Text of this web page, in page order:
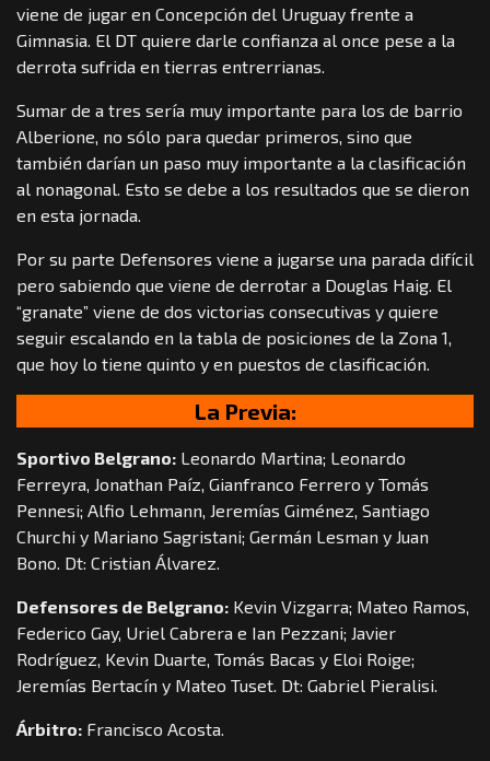
viene de jugar en Concepción del Uruguay frente a
Gimnasia. El DT quiere darle confianza al once pese a la
derrota sufrida en tierras entrerrianas.
Sumar de a tres sería muy importante para los de barrio
Alberione, no sólo para quedar primeros, sino que
también darían un paso muy importante a la clasificación
al nonagonal. Esto se debe a los resultados que se dieron
en esta jornada.
Por su parte Defensores viene a jugarse una parada difícil
pero sabiendo que viene de derrotar a Douglas Haig. El
“granate” viene de dos victorias consecutivas y quiere
seguir escalando en la tabla de posiciones de la Zona 1,
que hoy lo tiene quinto y en puestos de clasificación.
La Previa:
Sportivo Belgrano: Leonardo Martina; Leonardo
Ferreyra, Jonathan Paíz, Gianfranco Ferrero y Tomás
Pennesi; Alfio Lehmann, Jeremías Giménez, Santiago
Churchi y Mariano Sagristani; Germán Lesman y Juan
Bono. Dt: Cristian Álvarez.
Defensores de Belgrano: Kevin Vizgarra; Mateo Ramos,
Federico Gay, Uriel Cabrera e Ian Pezzani; Javier
Rodríguez, Kevin Duarte, Tomás Bacas y Eloi Roige;
Jeremías Bertacín y Mateo Tuset. Dt: Gabriel Pieralisi.
Árbitro: Francisco Acosta.